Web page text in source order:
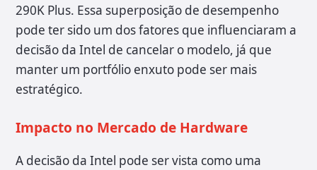
290K Plus. Essa superposição de desempenho
pode ter sido um dos fatores que influenciaram a
decisão da Intel de cancelar o modelo, já que
manter um portfólio enxuto pode ser mais
estratégico.
Impacto no Mercado de Hardware
A decisão da Intel pode ser vista como uma